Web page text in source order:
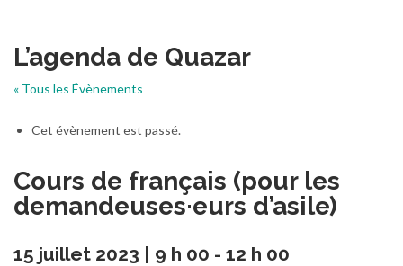
L’agenda de Quazar
« Tous les Évènements
Cet évènement est passé.
Cours de français (pour les
demandeuses·eurs d’asile)
15 juillet 2023 | 9 h 00 - 12 h 00